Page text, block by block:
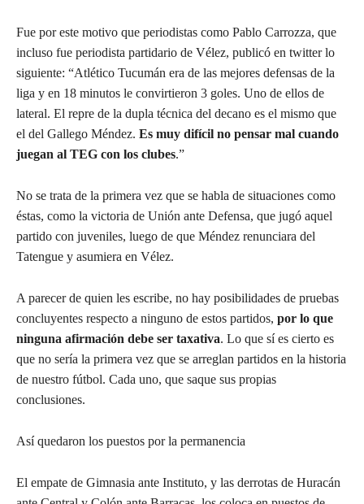
Fue por este motivo que periodistas como Pablo Carrozza, que
incluso fue periodista partidario de Vélez, publicó en twitter lo
siguiente: “Atlético Tucumán era de las mejores defensas de la
liga y en 18 minutos le convirtieron 3 goles. Uno de ellos de
lateral. El repre de la dupla técnica del decano es el mismo que
el del Gallego Méndez. Es muy difícil no pensar mal cuando
juegan al TEG con los clubes.”
No se trata de la primera vez que se habla de situaciones como
éstas, como la victoria de Unión ante Defensa, que jugó aquel
partido con juveniles, luego de que Méndez renunciara del
Tatengue y asumiera en Vélez.
A parecer de quien les escribe, no hay posibilidades de pruebas
concluyentes respecto a ninguno de estos partidos, por lo que
ninguna afirmación debe ser taxativa. Lo que sí es cierto es
que no sería la primera vez que se arreglan partidos en la historia
de nuestro fútbol. Cada uno, que saque sus propias
conclusiones.
Así quedaron los puestos por la permanencia
El empate de Gimnasia ante Instituto, y las derrotas de Huracán